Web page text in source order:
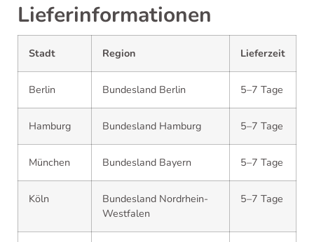
Lieferinformationen
Stadt Region Lieferzeit
Berlin Bundesland Berlin 5–7 Tage
Hamburg Bundesland Hamburg 5–7 Tage
München Bundesland Bayern 5–7 Tage
Köln
Bundesland Nordrhein-
Westfalen
5–7 Tage